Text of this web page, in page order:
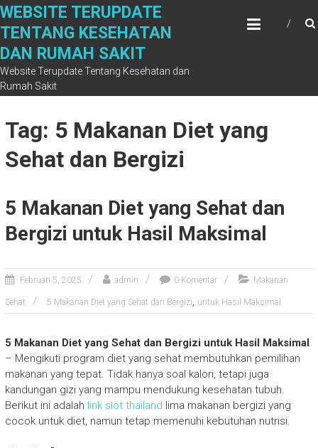
Skip
content
WEBSITE TERUPDATE
TENTANG KESEHATAN
DAN RUMAH SAKIT
Website Terupdate Tentang Kesehatan dan
Rumah Sakit
Tag: 5 Makanan Diet yang
Sehat dan Bergizi
5 Makanan Diet yang Sehat dan
Bergizi untuk Hasil Maksimal
Februari 5, 2025 admin 0 Komentar Makanan
Sehat 5 Makanan Diet yang Sehat dan Bergizi, untuk Hasil Maksimal
5 Makanan Diet yang Sehat dan Bergizi untuk Hasil Maksimal
– Mengikuti program diet yang sehat membutuhkan pemilihan
makanan yang tepat. Tidak hanya soal kalori, tetapi juga
kandungan gizi yang mampu mendukung kesehatan tubuh.
Berikut ini adalah link slot thailand lima makanan bergizi yang
cocok untuk diet, namun tetap memenuhi kebutuhan nutrisi.